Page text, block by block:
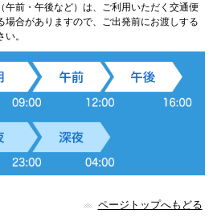
午前・午後など）は、ご利用いただく交通便
場合がありますので、ご出発前にお渡しする
。
ページトップへもどる